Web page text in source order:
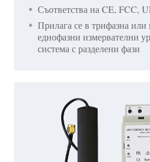
Съответства на CE, FCC,
Прилага се в трифазна или
еднофазни измервателни
система с разделени фази